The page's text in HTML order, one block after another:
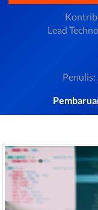
Lead
Penulis: